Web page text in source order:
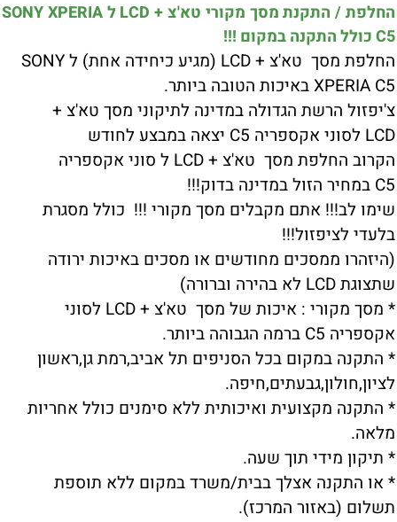
החלפת / התקנת מסך מקורי טא'צ + LCD ל SONY XPERIA
C5 כולל התקנה במקום !!!
החלפת מסך טא'צ + LCD (מגיע כיחידה אחת) ל SONY
XPERIA C5 באיכות הטובה ביותר.
צ'יפזול הרשת הגדולה במדינה לתיקוני מסך טא'צ +
LCD לסוני אקספריה C5 יצאה במבצע לחודש
הקרוב החלפת מסך טא'צ + LCD ל סוני אקספריה
C5 במחיר הזול במדינה בדוק!!!
שימו לב!!! אתם מקבלים מסך מקורי !!! כולל מסגרת
בלעדי לציפזול!!!
(היזהרו ממסכים מחודשים או מסכים באיכות ירודה
שתצוגת LCD לא בהירה וברורה)
* מסך מקורי : איכות של מסך טא'צ + LCD לסוני
אקספריה C5 ברמה הגבוהה ביותר.
* התקנה במקום בכל הסניפים תל אביב,רמת גן,ראשון
לציון,חולון,גבעתים,חיפה.
* התקנה מקצועית ואיכותית ללא סימנים כולל אחריות
מלאה.
* תיקון מידי תוך שעה.
* או התקנה אצלך בבית/משרד במקום ללא תוספת
תשלום (באזור המרכז).